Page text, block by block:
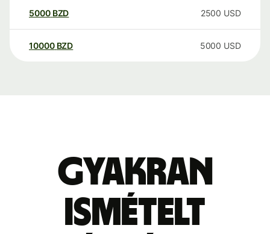
5000 BZD 2500 USD
10000 BZD 5000 USD
Gyakran
ismételt